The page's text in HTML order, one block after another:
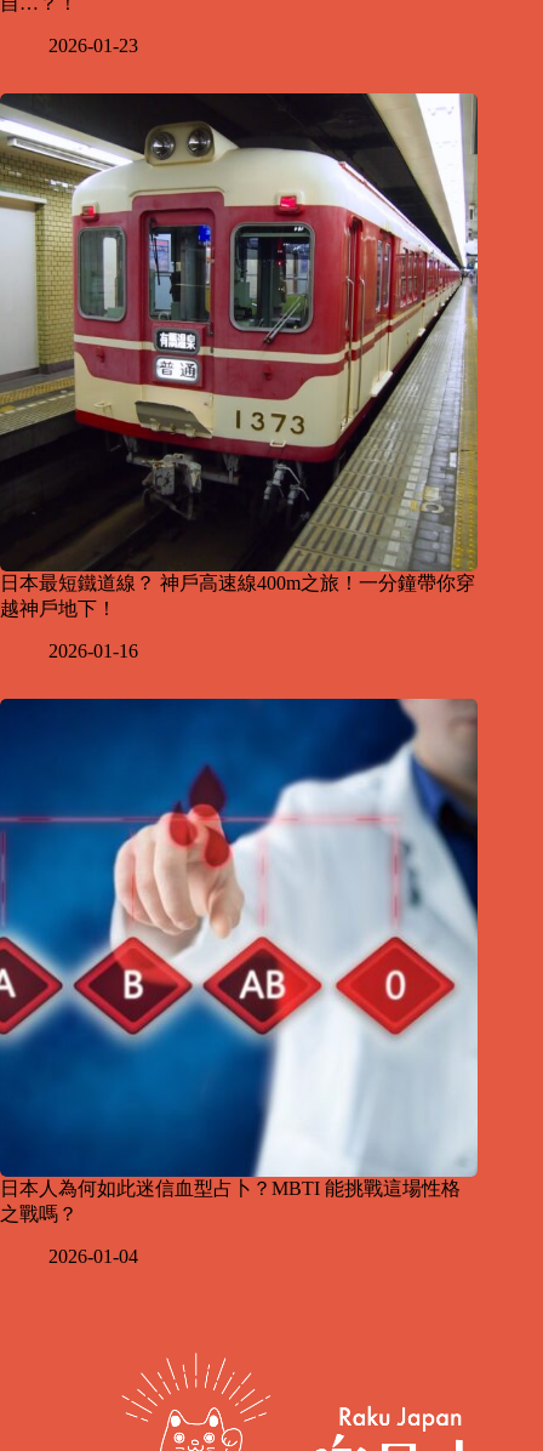
2026-01-23
日本最短鐵道線？ 神戶高速線400m之旅！一分鐘帶你穿
越神戶地下！
2026-01-16
日本人為何如此迷信血型占卜？MBTI 能挑戰這場性格
之戰嗎？
2026-01-04